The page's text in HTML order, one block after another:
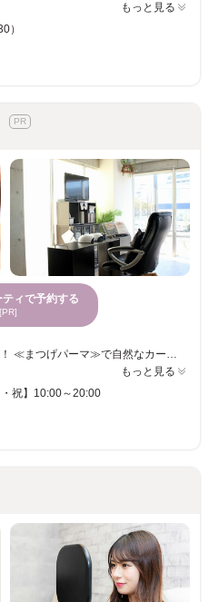
もっと見る
）
ィで予約する
[PR]
ビューラーいらずのくるりんまつげ！ ≪まつげパーマ≫で自然なカールをGET★ 経験豊富なまつげパーマ専門スタッフがお客様に合わせた丁寧なカウンセリング＆施術で満足度の高い仕上がりにしてくれると人気の【Total Beauty Stella】☆毎朝くるりんまつげでメイクも楽チン♪まつエクを卒業したい方にもオススメです☆ まつ毛、エステは20年以上の経験、知識、技術を活かして、お悩みをしっかり聞いて、アドバイスしてくれます！ネイル・ヘアサロンも併設でまさに≪Total Beauty≫の【Stella】◎！ 平日は22時まで営業しているので、お仕事帰りにもお気軽にご来店頂けます★気になった方はぜひ気軽に足を運んでみて♪ 皆様のお越しをお待ちしております。
もっと見る
祝】10:00～20:00